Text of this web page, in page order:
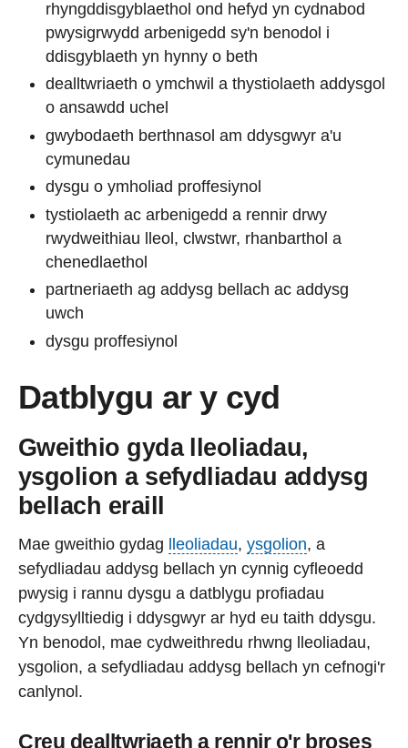
rhyngddisgyblaethol ond hefyd yn cydnabod
pwysigrwydd arbenigedd sy'n benodol i
ddisgyblaeth yn hynny o beth
dealltwriaeth o ymchwil a thystiolaeth addysgol
o ansawdd uchel
gwybodaeth berthnasol am ddysgwyr a'u
cymunedau
dysgu o ymholiad proffesiynol
tystiolaeth ac arbenigedd a rennir drwy
rwydweithiau lleol, clwstwr, rhanbarthol a
chenedlaethol
partneriaeth ag addysg bellach ac addysg
uwch
dysgu proffesiynol
Datblygu ar y cyd
Gweithio gyda lleoliadau,
ysgolion a sefydliadau addysg
bellach eraill
Mae gweithio gydag lleoliadau, ysgolion, a
sefydliadau addysg bellach yn cynnig cyfleoedd
pwysig i rannu dysgu a datblygu profiadau
cydgysylltiedig i ddysgwyr ar hyd eu taith ddysgu.
Yn benodol, mae cydweithredu rhwng lleoliadau,
ysgolion, a sefydliadau addysg bellach yn cefnogi'r
canlynol.
Creu dealltwriaeth a rennir o'r broses